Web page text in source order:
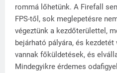
rommá lőhetünk. A Firefall
FPS-től, sok meglepetésre
végeztünk a kezdőterülettel,
bejárható pályára, és
vannak főküldetések, és
Mindegyikre érdemes